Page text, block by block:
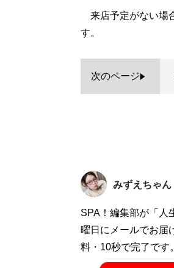
来店予定がない場
す。
次のページ
みずえちゃん
1989年生まれ。新
ャバ嬢デビュー。結
X（旧Twitter）：
SPA！編集部が「人
曜日にメールでお届
料・10秒で完了です。